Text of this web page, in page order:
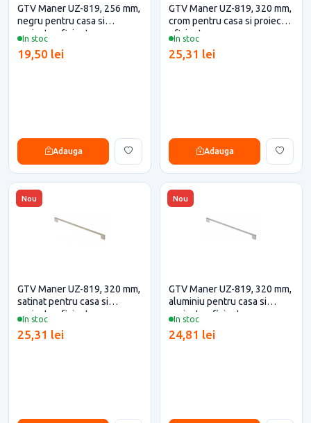
In stoc
GTV Maner UZ-819, 256 mm,
negru pentru casa si
proiecte eficiente
19,50 lei
Adauga
In stoc
GTV Maner UZ-819, 320 mm,
crom pentru casa si proiecte
eficiente
25,31 lei
Adauga
Nou
In stoc
GTV Maner UZ-819, 320 mm,
satinat pentru casa si
proiecte eficiente
25,31 lei
Nou
In stoc
GTV Maner UZ-819, 320 mm,
aluminiu pentru casa si
proiecte eficiente
24,81 lei